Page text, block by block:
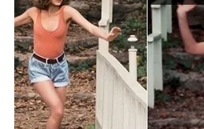
Umiruje je, čuva, štiti i vodi. Device
čitav svet stoji na njenoj strani — i to
mnogo, sada dolazi vreme zasluga.
JARAC – Sudbina ti
koja si dugo čekao